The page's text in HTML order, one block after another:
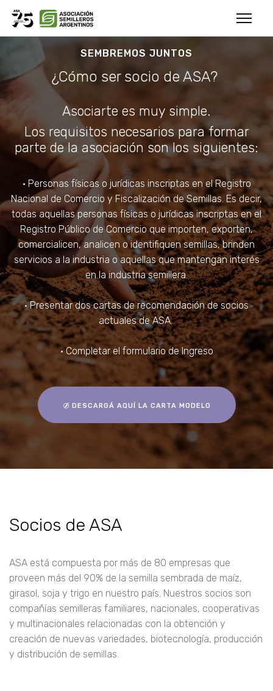
SEMBREMOS JUNTOS
¿Cómo ser socio de ASA?
Asociarte es muy simple.
Los requisitos necesarios para formar
parte de la asociación son los siguientes:
• Personas físicas o jurídicas inscriptas en el Registro
Nacional de Comercio y Fiscalización de Semillas. Es decir,
todas aquellas personas físicas o jurídicas inscriptas en el
Registro Público de Comercio que importen, exporten,
comercialicen, analicen o identifiquen semillas, brinden
servicios a la industria o aquellas que mantengan interés
en la industria semillera.
• Presentar dos cartas de recomendación de socios
actuales de ASA.
• Completar el formulario de Ingreso
DESCARGÁ AQUÍ LA CARTA MODELO
Socios de ASA
ASA está compuesta por más de 80 empresas que
proveen más del 90% de la semilla sembrada de maíz,
girasol, soja y trigo en nuestro país. Nuestros socios son
compañías semilleras familiares, nacionales, cooperativas
y multinacionales relacionadas con la obtención y
creación de nuevas variedades, biotecnología, producción
y distribución de semillas.